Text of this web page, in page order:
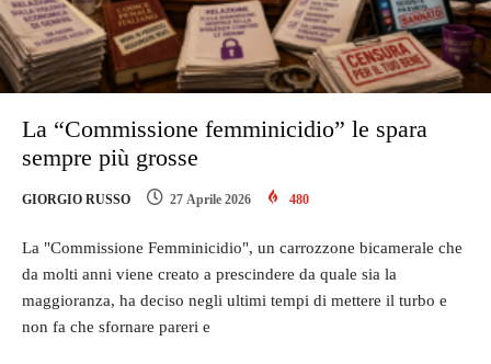
La “Commissione femminicidio” le spara
sempre più grosse
GIORGIO RUSSO 27 Aprile 2026 480
La "Commissione Femminicidio", un carrozzone bicamerale che
da molti anni viene creato a prescindere da quale sia la
maggioranza, ha deciso negli ultimi tempi di mettere il turbo e
non fa che sfornare pareri e